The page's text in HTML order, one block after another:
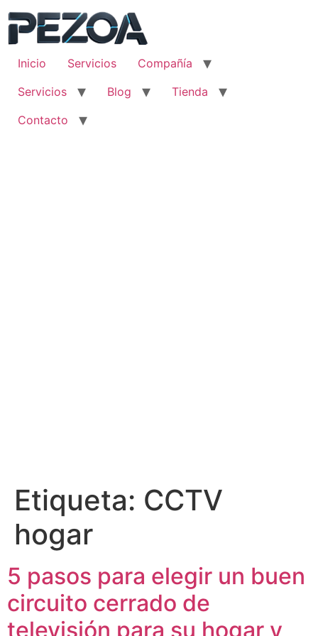
contenido
Inicio
Servicios
Compañía
Servicios
Blog
Tienda
Contacto
Etiqueta: CCTV
hogar
5 pasos para elegir un buen
circuito cerrado de
televisión para su hogar y